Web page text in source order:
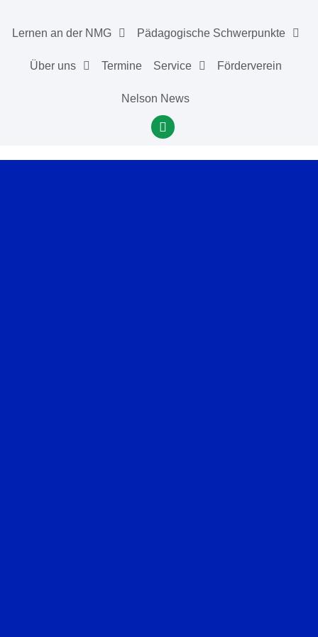
Lernen an der NMG Pädagogische Schwerpunkte
Über uns Termine Service Förderverein
Nelson News